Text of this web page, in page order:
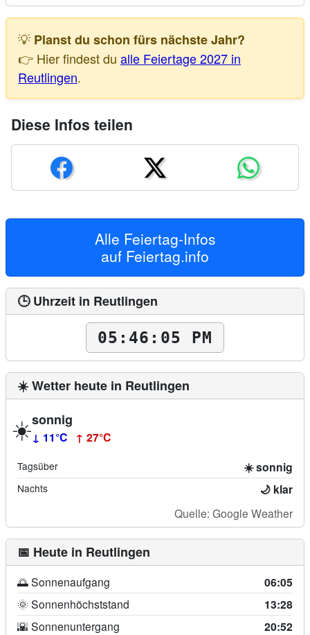
💡 Planst du schon fürs nächste Jahr?
👉 Hier findest du alle Feiertage 2027 in
Reutlingen.
Diese Infos teilen
Alle Feiertag-Infos
auf Feiertag.info
🕒 Uhrzeit in Reutlingen
05:46:07 PM
☀️ Wetter heute in Reutlingen
☀️sonnig
↓ 11°C ↑ 27°C
Tagsüber ☀️ sonnig
Nachts 🌙 klar
Quelle: Google Weather
📅 Heute in Reutlingen
🌅 Sonnenaufgang 06:05
🌞 Sonnenhöchststand 13:28
🌇 Sonnenuntergang 20:52